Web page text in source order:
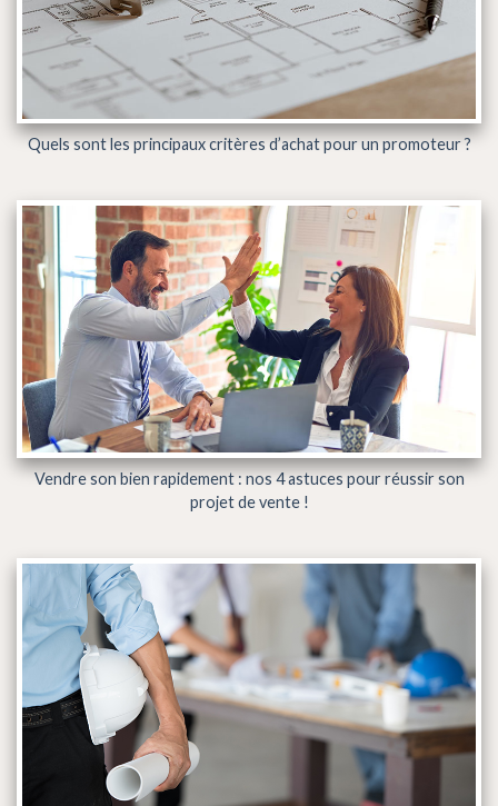
Quels sont les principaux critères d’achat pour un promoteur ?
Vendre son bien rapidement : nos 4 astuces pour réussir son
projet de vente !